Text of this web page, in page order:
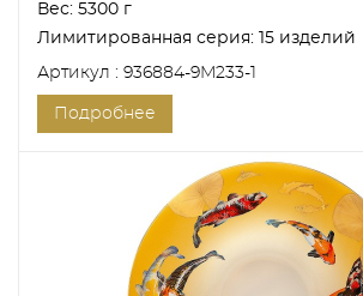
Вес: 5300 г
Лимитированная серия:
15 изделий
Артикул : 936884-9M233-1
Подробнее